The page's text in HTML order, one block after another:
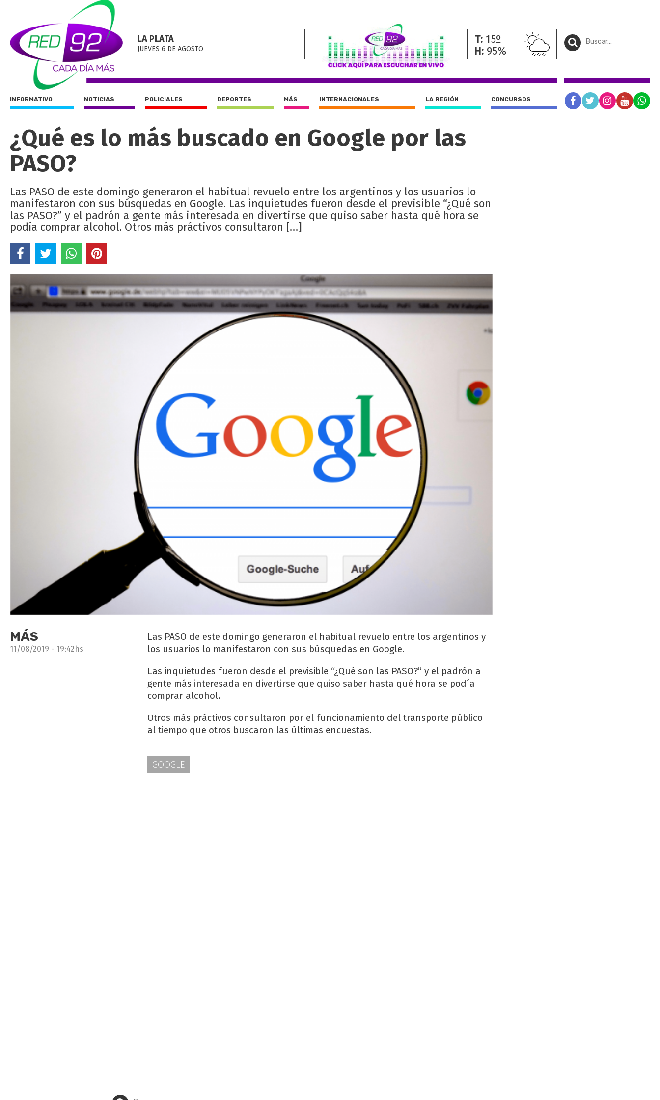
LA PLATA
JUEVES 6 DE AGOSTO
T: 15º
H: 95%
INFORMATIVO NOTICIAS POLICIALES DEPORTES MÁS INTERNACIONALES LA REGIÓN CONCURSOS
¿Qué es lo más buscado en Google por las
PASO?
Las PASO de este domingo generaron el habitual revuelo entre los argentinos y los usuarios lo
manifestaron con sus búsquedas en Google. Las inquietudes fueron desde el previsible “¿Qué son
las PASO?” y el padrón a gente más interesada en divertirse que quiso saber hasta qué hora se
podía comprar alcohol. Otros más práctivos consultaron […]
MÁS
11/08/2019 - 19:42hs
Las PASO de este domingo generaron el habitual revuelo entre los argentinos y
los usuarios lo manifestaron con sus búsquedas en Google.
Las inquietudes fueron desde el previsible “¿Qué son las PASO?” y el padrón a
gente más interesada en divertirse que quiso saber hasta qué hora se podía
comprar alcohol.
Otros más práctivos consultaron por el funcionamiento del transporte público
al tiempo que otros buscaron las últimas encuestas.
GOOGLE